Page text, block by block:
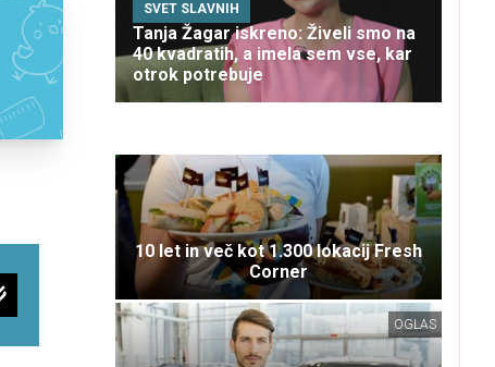
SVET SLAVNIH
Tanja Žagar iskreno: Živeli smo na
40 kvadratih, a imela sem vse, kar
otrok potrebuje
10 let in več kot 1.300 lokacij Fresh
Corner
OGLAS